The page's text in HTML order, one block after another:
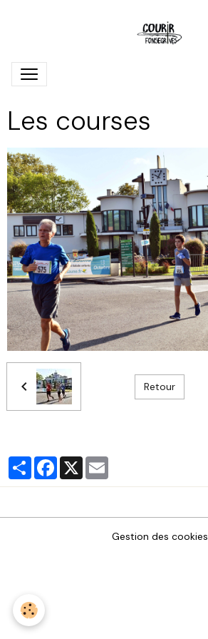
Les courses
Retour
PartagerFacebook
X
Gestion des cookies